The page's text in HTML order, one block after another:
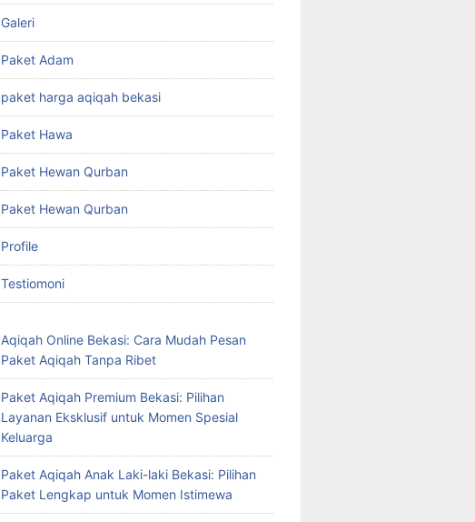
Galeri
Paket Adam
paket harga aqiqah bekasi
Paket Hawa
Paket Hewan Qurban
Paket Hewan Qurban
Profile
Testiomoni
Aqiqah Online Bekasi: Cara Mudah Pesan
Paket Aqiqah Tanpa Ribet
Paket Aqiqah Premium Bekasi: Pilihan
Layanan Eksklusif untuk Momen Spesial
Keluarga
Paket Aqiqah Anak Laki-laki Bekasi: Pilihan
Paket Lengkap untuk Momen Istimewa